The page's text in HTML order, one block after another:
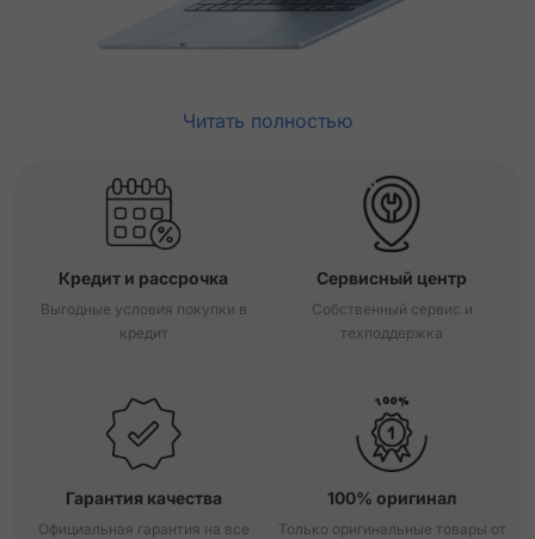
Читать полностью
Кредит и рассрочка
Выгодные условия покупки в
кредит
Сервисный центр
Собственный сервис и
техподдержка
Гарантия качества
Официальная гарантия на все
100% оригинал
Только оригинальные товары от